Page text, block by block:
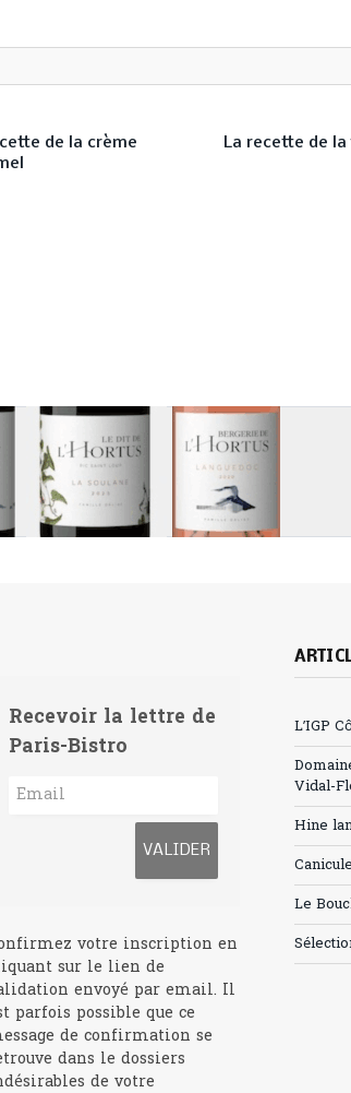
de la crème
La recette de
Recevoir la lettre de
Paris-Bistro
votre inscription en
sur le lien de
envoyé par email. Il
parfois possible que ce
de confirmation se
dans le dossiers
de votre
L’IGP
Vidal-
Hine
Le